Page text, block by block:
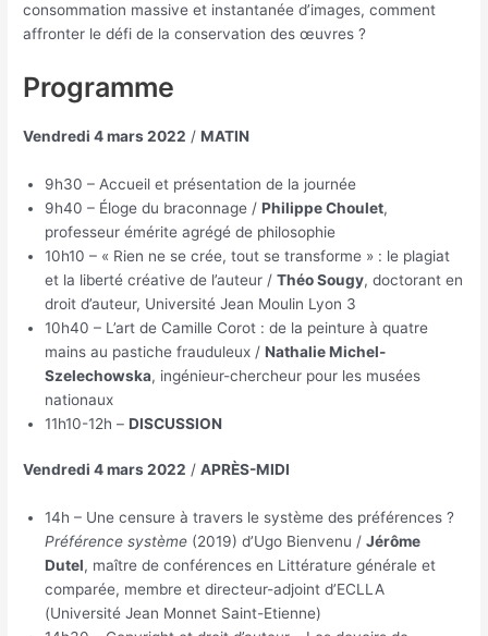
consommation massive et instantanée d’images, comment
affronter le défi de la conservation des œuvres ?
Programme
Vendredi 4 mars 2022 /MATIN
9h30 – Accueil et présentation de la journée
9h40 – Éloge du braconnage /Philippe Choulet,
professeur émérite agrégé de philosophie
10h10 – « Rien ne se crée, tout se transforme » : le plagiat
et la liberté créative de l’auteur /Théo Sougy, doctorant en
droit d’auteur, Université Jean Moulin Lyon 3
10h40 – L’art de Camille Corot : de la peinture à quatre
mains au pastiche frauduleux /Nathalie Michel-
Szelechowska, ingénieur-chercheur pour les musées
nationaux
11h10-12h –DISCUSSION
Vendredi 4 mars 2022 /APRÈS-MIDI
14h – Une censure à travers le système des préférences ?
Préférence système (2019) d’Ugo Bienvenu /Jérôme
Dutel, maître de conférences en Littérature générale et
comparée, membre et directeur-adjoint d’ECLLA
(Université Jean Monnet Saint-Etienne)